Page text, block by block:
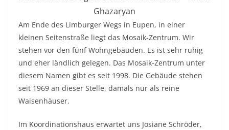
Ghazaryan
Am Ende des Limburger Wegs in Eupen, in einer
kleinen Seitenstraße liegt das Mosaik-Zentrum. Wir
stehen vor den fünf Wohngebäuden. Es ist sehr ruhig
und eher ländlich gelegen. Das Mosaik-Zentrum unter
diesem Namen gibt es seit 1998. Die Gebäude stehen
seit 1969 an dieser Stelle, damals nur als reine
Waisenhäuser.
Im Koordinationshaus erwartet uns Josiane Schröder,